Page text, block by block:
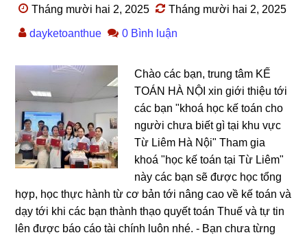
Tháng mười hai 2, 2025 Tháng mười hai 2, 2025
dayketoanthue 0 Bình luận
Chào các bạn, trung tâm KẾ
TOÁN HÀ NỘI xin giới thiệu tới
các bạn "khoá học kế toán cho
người chưa biết gì tại khu vực
Từ Liêm Hà Nội" Tham gia
khoá "học kế toán tại Từ Liêm"
này các bạn sẽ được học tổng
hợp, học thực hành từ cơ bản tới nâng cao về kế toán và
dạy tới khi các bạn thành thạo quyết toán Thuế và tự tin
lên được báo cáo tài chính luôn nhé. - Bạn chưa từng